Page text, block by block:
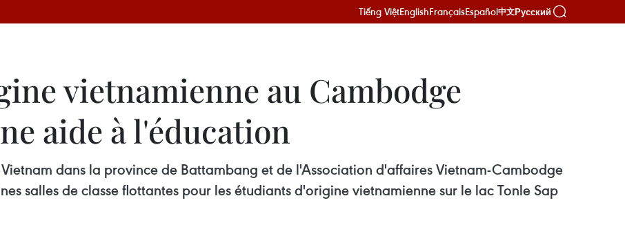
Tiếng ViệtEnglishFrançaisEspañol中文Русский
vietnamienne au Cambodge
aide à l'éducation
dans la province de Battambang et de l'Association d'affaires Vietnam-Cambodge
salles de classe flottantes pour les étudiants d'origine vietnamienne sur le lac Tonle Sap